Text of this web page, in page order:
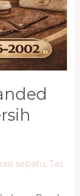
sepatu,Tas